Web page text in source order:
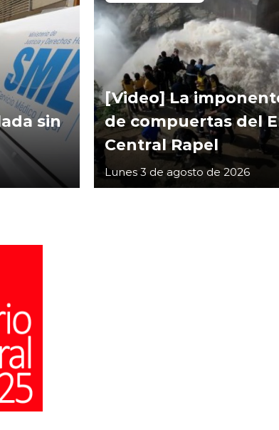
sin
[Video] La
de compuertas del
Central Rapel
Lunes 3 de agosto de 2026